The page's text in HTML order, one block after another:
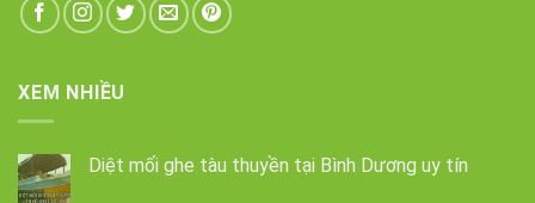
XEM NHIỀU
Diệt mối ghe tàu thuyền tại Bình Dương uy tín